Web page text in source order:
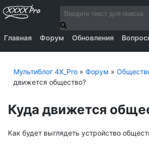
Главная Форум Обновления
Мультиблог 4X_Pro » Форум »
движется общество?
Куда движется
Как будет выглядеть устройство